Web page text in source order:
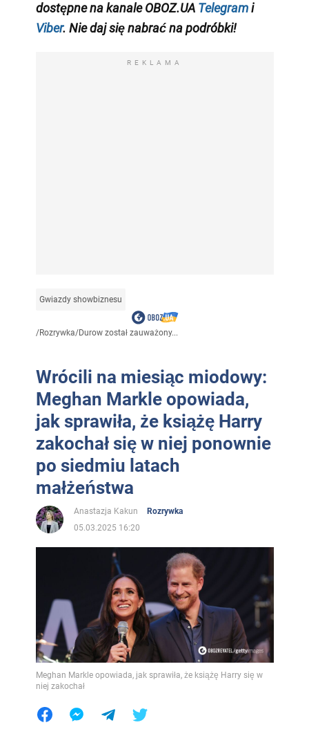
dostępne nakanaleOBOZ.UA Telegrami
Viber. Nie daj się nabrać na podróbki!
REKLAMA
Gwiazdy showbiznesu
/Rozrywka/Durow został zauważony...
Wrócili na miesiąc miodowy:
Meghan Markle opowiada,
jak sprawiła, że książę Harry
zakochał się w niej ponownie
po siedmiu latach
małżeństwa
Anastazja Kakun
Rozrywka
05.03.2025 16:20
Meghan Markle opowiada, jak sprawiła, że książę Harry się w
niej zakochał